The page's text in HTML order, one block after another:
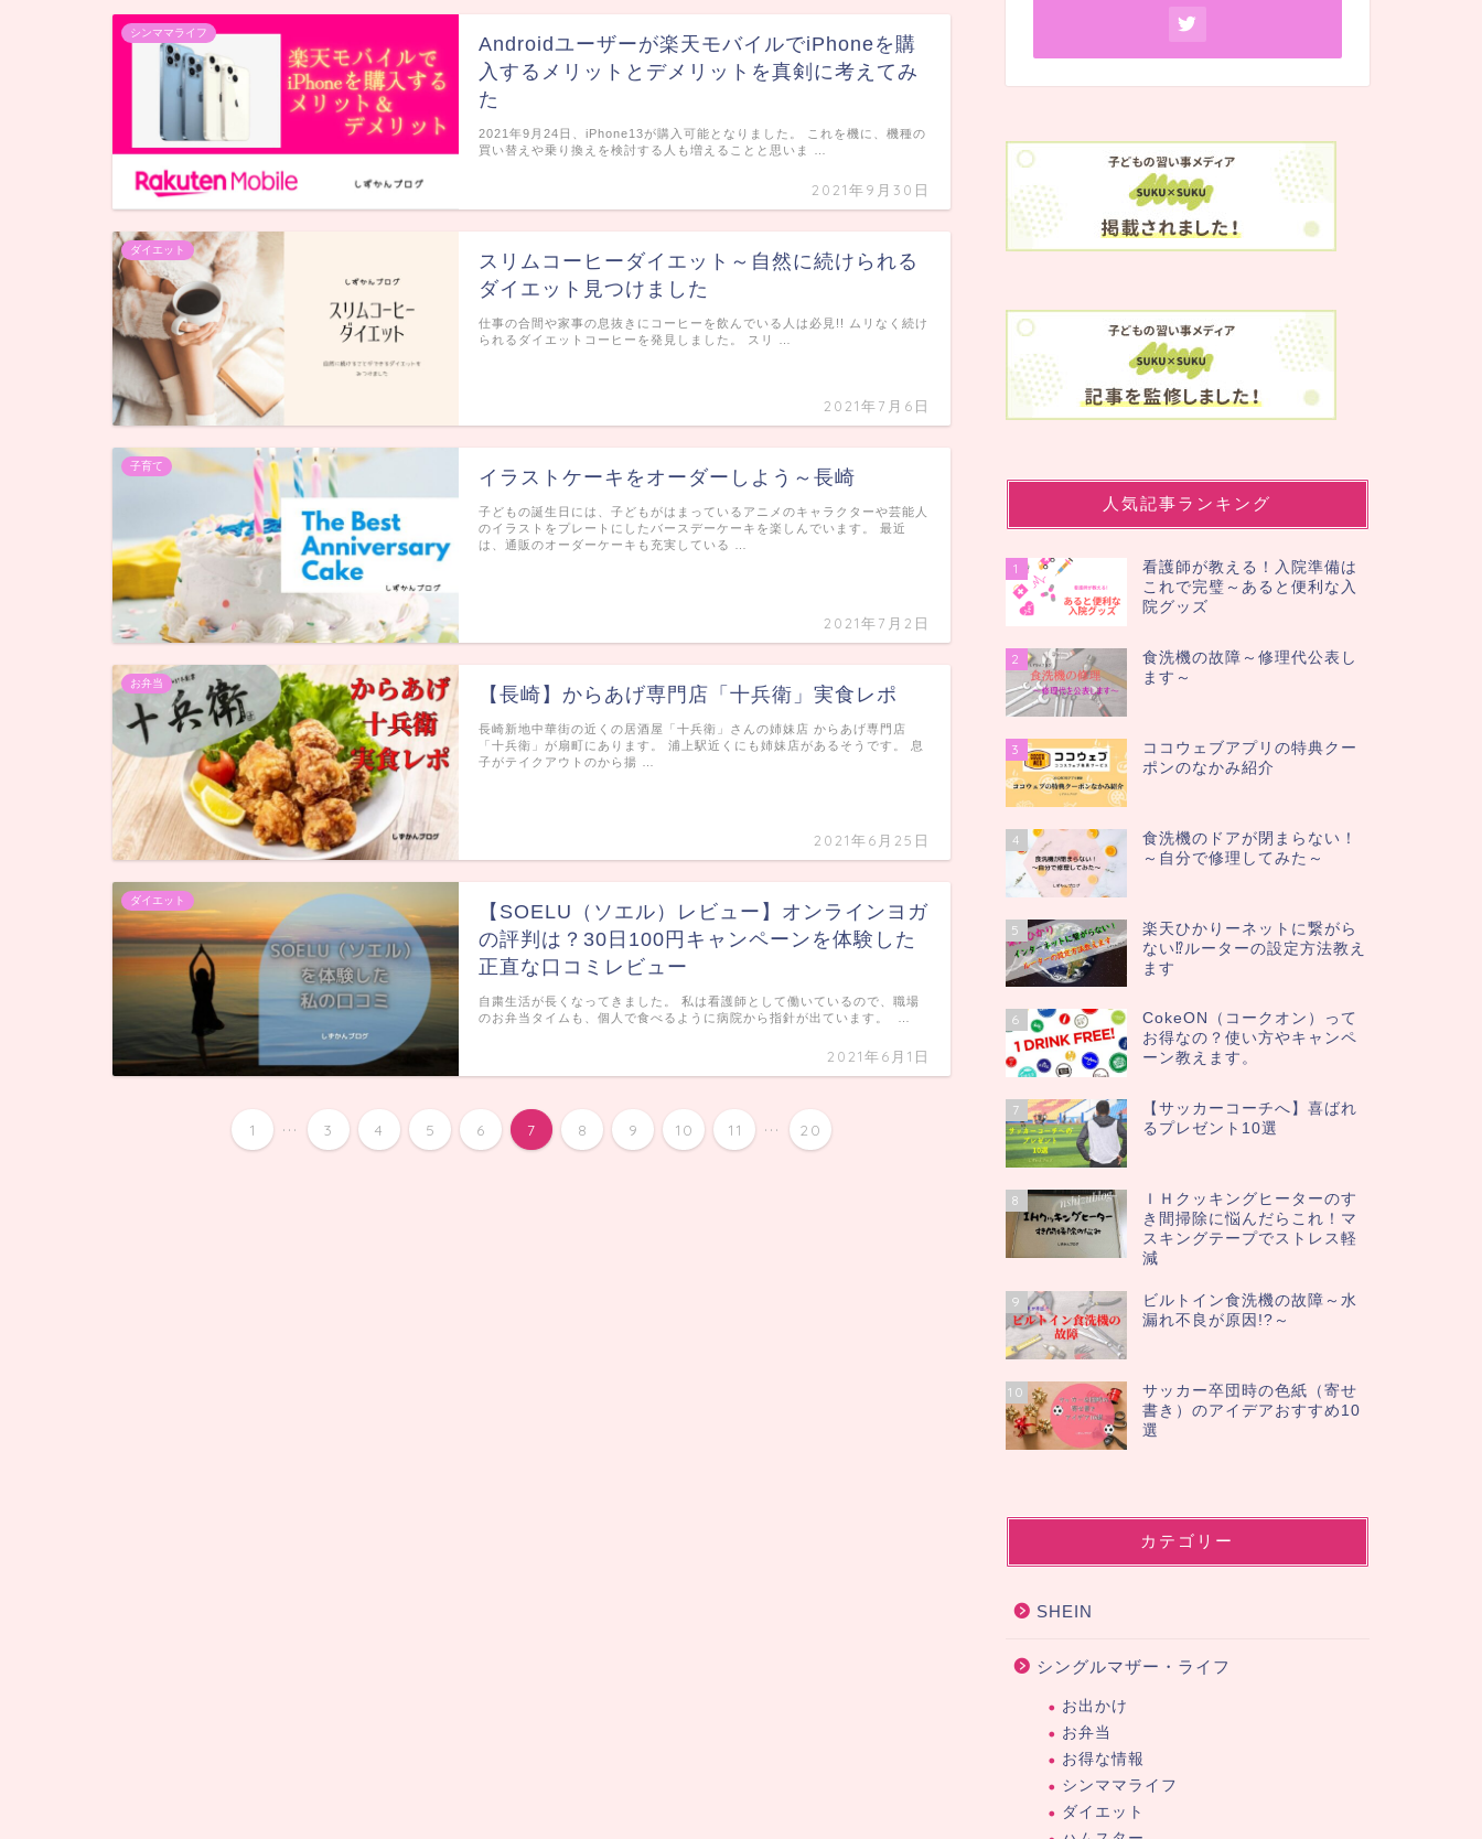
シンママライフ
Androidユーザーが楽天モバイルでiPhoneを購
入するメリットとデメリットを真剣に考えてみ
た
2021年9月30日
2021年9月24日、iPhone13が購入可能となりました。 これを機に、機種の
買い替えや乗り換えを検討する人も増えることと思いま …
ダイエット
スリムコーヒーダイエット～自然に続けられる
ダイエット見つけました
2021年7月6日
仕事の合間や家事の息抜きにコーヒーを飲んでいる人は必見!! ムリなく続け
られるダイエットコーヒーを発見しました。 スリ …
子育て
イラストケーキをオーダーしよう～長崎
2021年7月2日
子どもの誕生日には、子どもがはまっているアニメのキャラクターや芸能人
のイラストをプレートにしたバースデーケーキを楽しんでいます。 最近
は、通販のオーダーケーキも充実している …
お弁当
【長崎】からあげ専門店「十兵衛」実食レポ
2021年6月25日
長崎新地中華街の近くの居酒屋「十兵衛」さんの姉妹店 からあげ専門店
「十兵衛」が扇町にあります。 浦上駅近くにも姉妹店があるそうです。 息
子がテイクアウトのから揚 …
ダイエット
【SOELU（ソエル）レビュー】オンラインヨガ
の評判は？30日100円キャンペーンを体験した
正直な口コミレビュー
2021年6月1日
自粛生活が長くなってきました。 私は看護師として働いているので、職場
のお弁当タイムも、個人で食べるように病院から指針が出ています。 …
1 ... 3 4 5 6 7 8 9 10 11 ... 20
人気記事ランキング
1
看護師が教える！入院準備は
これで完璧～あると便利な入
院グッズ
2
食洗機の故障～修理代公表し
ます～
3
ココウェブアプリの特典クー
ポンのなかみ紹介
4
食洗機のドアが閉まらない！
～自分で修理してみた～
5
楽天ひかりーネットに繋がら
ない⁉ルーターの設定方法教え
ます
6
CokeON（コークオン）って
お得なの？使い方やキャンペ
ーン教えます。
7
【サッカーコーチへ】喜ばれ
るプレゼント10選
8
ＩＨクッキングヒーターのす
き間掃除に悩んだらこれ！マ
スキングテープでストレス軽
減
9
ビルトイン食洗機の故障～水
漏れ不良が原因!?～
10
サッカー卒団時の色紙（寄せ
書き）のアイデアおすすめ10
選
カテゴリー
SHEIN
シングルマザー・ライフ
お出かけ
お弁当
お得な情報
シンママライフ
ダイエット